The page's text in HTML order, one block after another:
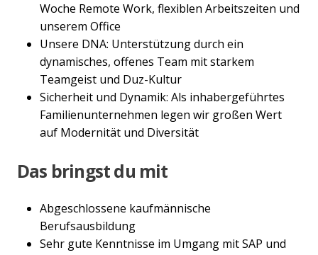
Woche Remote Work, flexiblen Arbeitszeiten und
unserem Office
Unsere DNA: Unterstützung durch ein
dynamisches, offenes Team mit starkem
Teamgeist und Duz-Kultur
Sicherheit und Dynamik: Als inhabergeführtes
Familienunternehmen legen wir großen Wert
auf Modernität und Diversität
Das bringst du mit
Abgeschlossene kaufmännische
Berufsausbildung
Sehr gute Kenntnisse im Umgang mit SAP und